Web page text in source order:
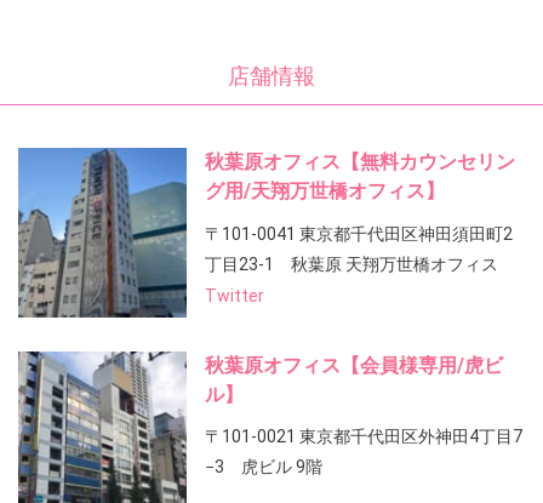
店舗情報
秋葉原オフィス【無料カウンセリン
グ用/天翔万世橋オフィス】
〒101-0041 東京都千代田区神田須田町2
丁目23-1 秋葉原 天翔万世橋オフィス
Twitter
秋葉原オフィス【会員様専用/虎ビ
ル】
〒101-0021 東京都千代田区外神田4丁目7
−3 虎ビル 9階